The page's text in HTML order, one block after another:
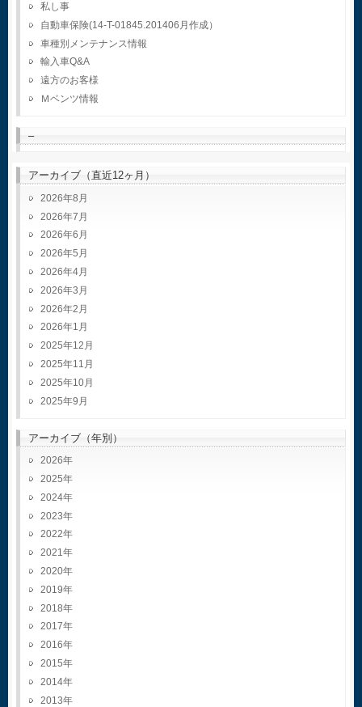
私し事
自動車保険(14-T-01845.201406月作成）
車種別メンテナンス情報
輸入車Q&A
遠方のお客様
Ｍベンツ情報
–
アーカイブ（直近12ヶ月）
2026年8月
2026年7月
2026年6月
2026年5月
2026年4月
2026年3月
2026年2月
2026年1月
2025年12月
2025年11月
2025年10月
2025年9月
アーカイブ（年別）
2026
2025
2024
2023
2022
2021
2020
2019
2018
2017
2016
2015
2014
2013